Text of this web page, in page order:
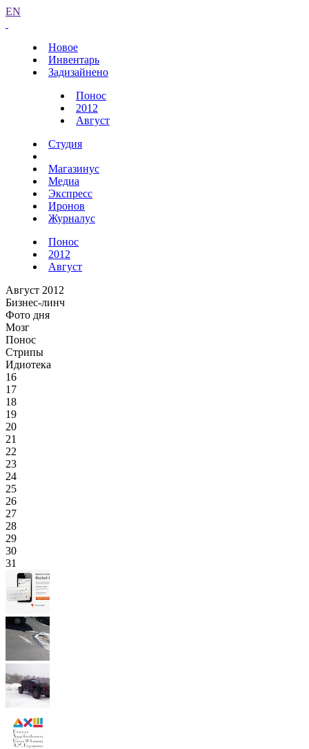
EN
Новое
Инвентарь
Задизайнено
Понос
2012
Август
Студия
Магазинус
Медиа
Экспресс
Иронов
Журналус
Понос
2012
Август
Август 2012
Бизнес-линч
Фото дня
Мозг
Понос
Стрипы
Идиотека
16
17
18
19
20
21
22
23
24
25
26
27
28
29
30
31